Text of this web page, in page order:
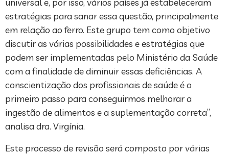
estratégias para sanar essa questão, principalmente
em relação ao ferro. Este grupo tem como objetivo
discutir as várias possibilidades e estratégias que
podem ser implementadas pelo Ministério da Saúde
com a finalidade de diminuir essas deficiências. A
conscientização dos profissionais de saúde é o
primeiro passo para conseguirmos melhorar a
ingestão de alimentos e a suplementação correta”,
analisa dra. Virgínia.
Este processo de revisão será composto por várias